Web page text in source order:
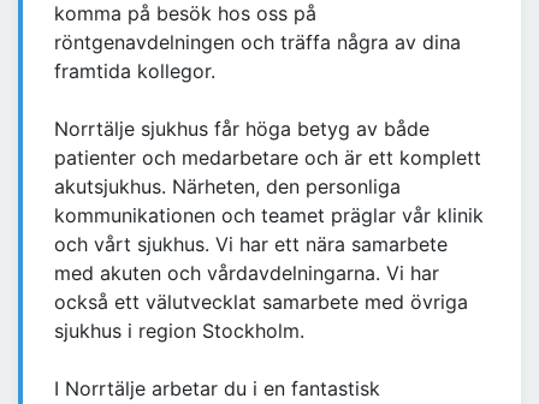
komma på besök hos oss på
röntgenavdelningen och träffa några av dina
framtida kollegor.
Norrtälje sjukhus får höga betyg av både
patienter och medarbetare och är ett komplett
akutsjukhus. Närheten, den personliga
kommunikationen och teamet präglar vår klinik
och vårt sjukhus. Vi har ett nära samarbete
med akuten och vårdavdelningarna. Vi har
också ett välutvecklat samarbete med övriga
sjukhus i region Stockholm.
I Norrtälje arbetar du i en fantastisk